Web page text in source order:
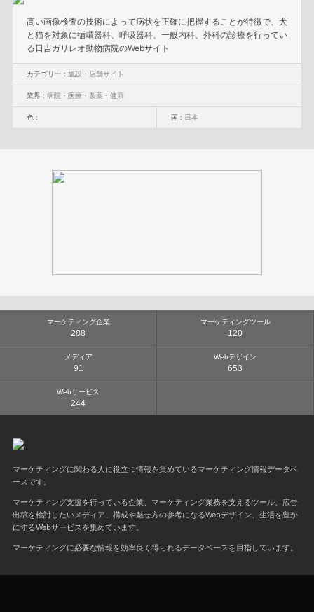
高い画像検査の技術によって病状を正確に把握することが特徴で、犬
と猫を対象に循環器科、呼吸器科、一般内科、外科の診療を行ってい
る日吉ガリレオ動物病院のWebサイト
カテゴリー : 施設・店舗サイト
業界 : 病院・医療・製薬・健康
色 : 国 : 日本
マーケティング企業
288
マーケティングツール
120
メディア
91
Webデザイン
653
Webサービス
244
マーケティングに関わる人に役立つ情報を集めているマーケティング情報データベ
ースです。
マーケティング支援を行っている企業、マーケティング業務を支えるツール、広告
出稿を検討したいメディア、構成や魅せ方の参考になるWebデザイン、生活を豊か
にするWebサービスを集めています。
マーケティングに必要な情報を効率良く得られるデータベースを目指しています。